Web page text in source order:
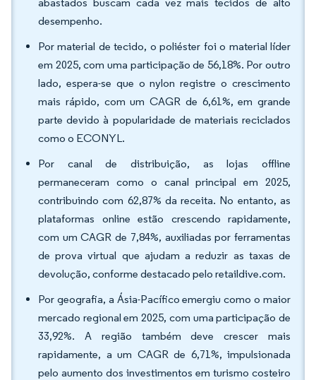
desempenho.
Por material de tecido, o poliéster foi o material líder
em 2025, com uma participação de 56,18%. Por outro
lado, espera-se que o nylon registre o crescimento
mais rápido, com um CAGR de 6,61%, em grande
parte devido à popularidade de materiais reciclados
como o ECONYL.
Por canal de distribuição, as lojas offline
permaneceram como o canal principal em 2025,
contribuindo com 62,87% da receita. No entanto, as
plataformas online estão crescendo rapidamente,
com um CAGR de 7,84%, auxiliadas por ferramentas
de prova virtual que ajudam a reduzir as taxas de
devolução, conforme destacado pelo retaildive.com.
Por geografia, a Ásia-Pacífico emergiu como o maior
mercado regional em 2025, com uma participação de
33,92%. A região também deve crescer mais
rapidamente, a um CAGR de 6,71%, impulsionada
pelo aumento dos investimentos em turismo costeiro